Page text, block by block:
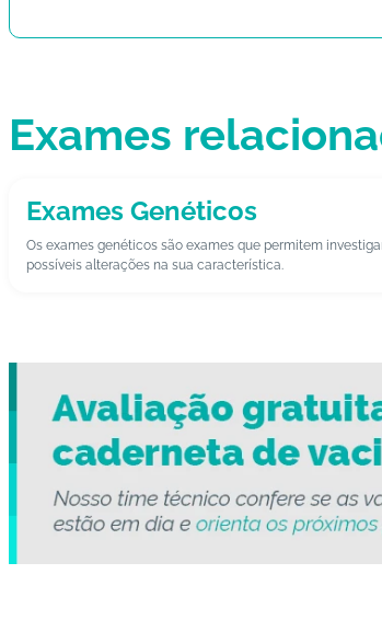
Exames
Exames Genéticos
Os exames genéticos são exames que permitem
possíveis alterações na sua característica.